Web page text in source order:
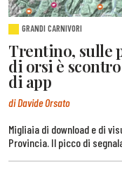
GRANDI CARNIVORI
Trentino, sulle
di orsi è
di app
di Davide Orsato
Migliaia di download e di
Provincia. Il picco di